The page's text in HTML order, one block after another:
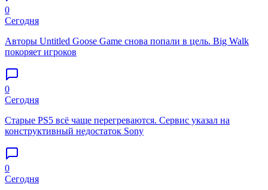
0
Сегодня
Авторы Untitled Goose Game снова попали в цель. Big Walk
покоряет игроков
0
Сегодня
Старые PS5 всё чаще перегреваются. Сервис указал на
конструктивный недостаток Sony
0
Сегодня